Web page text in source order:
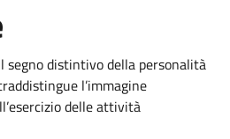
segno distintivo della personalità
l’immagine
delle attività